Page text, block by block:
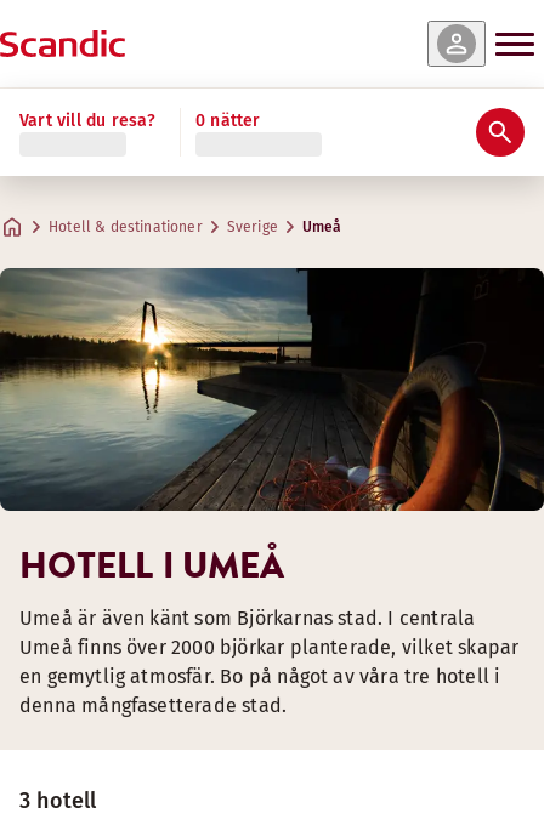
Vart vill du resa? 0 nätter
Hotell & destinationer Sverige Umeå
3 hotell
HOTELL I UMEÅ
Umeå är även känt som Björkarnas stad. I centrala
Umeå finns över 2000 björkar planterade, vilket skapar
en gemytlig atmosfär. Bo på något av våra tre hotell i
denna mångfasetterade stad.